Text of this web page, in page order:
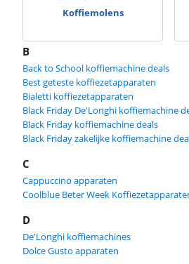
Koffiemolens
B
Back to School koffiemachine deals
Best geteste koffiezetapparaten
Bialetti koffiezetapparaten
Black Friday De'Longhi koffiemachine
Black Friday koffiemachine deals
Black Friday zakelijke koffiemachine
C
Cappuccino apparaten
Coolblue Beter Week
D
De'Longhi koffiemachines
Dolce Gusto apparaten